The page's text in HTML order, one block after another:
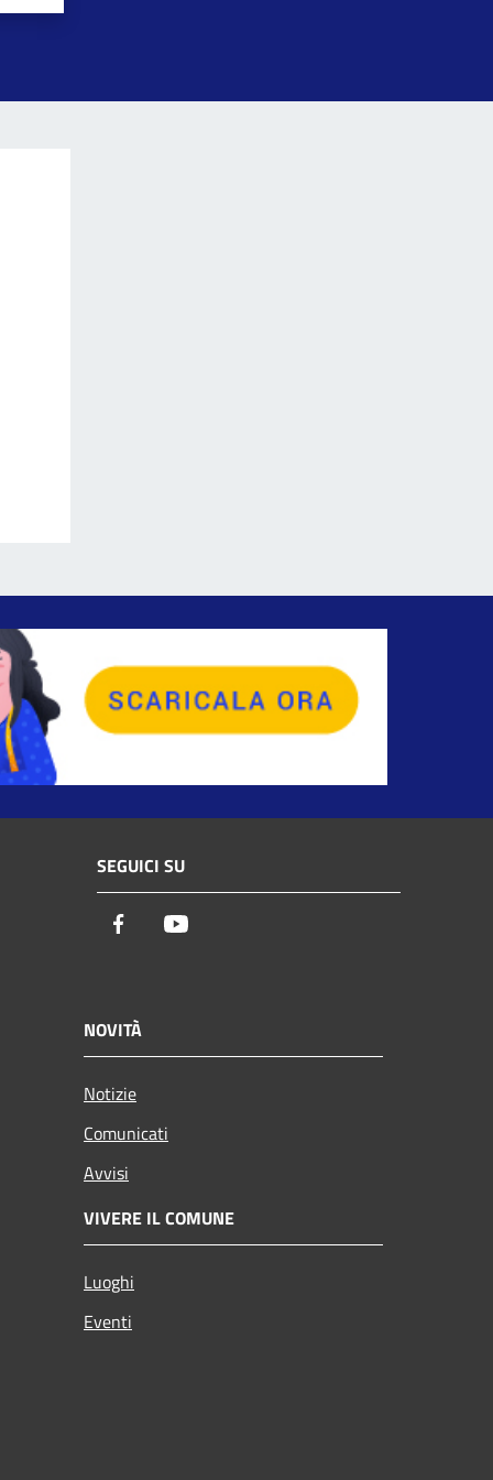
SEGUICI SU
Facebook
NOVITÀ
Notizie
Comunicati
Avvisi
VIVERE IL COMUNE
Luoghi
Eventi